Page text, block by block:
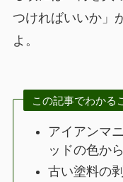
つければいいか」
よ。
この記事でわかる
アイアンマ
ッドの色か
古い塗料の